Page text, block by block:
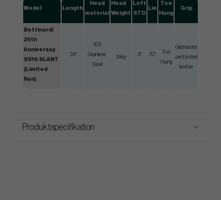
Model Length
Head
material
Head
Weight
Loft
STD
Lie
Toe
Hang
Grip
Bettinardi
25th
Anniversay
SS16 SLANT
(Limited
Run)
34"
303
Stainless
Steel
356g 3° 70°
Toe
Hang
Gripmaster
perforated
leather
Produktspecifikation